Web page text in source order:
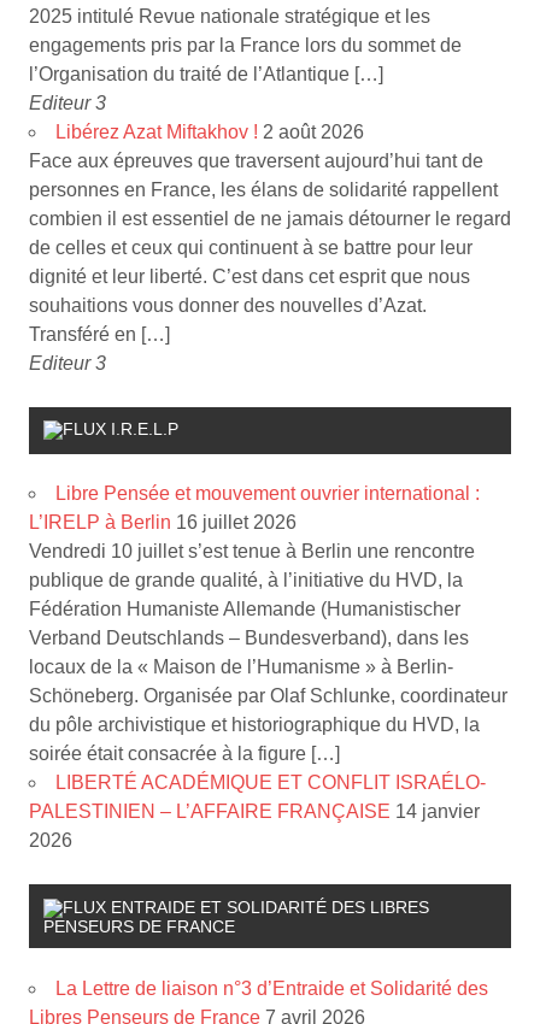
2025 intitulé Revue nationale stratégique et les
engagements pris par la France lors du sommet de
l’Organisation du traité de l’Atlantique […]
Editeur 3
Libérez Azat Miftakhov ! 2 août 2026
Face aux épreuves que traversent aujourd’hui tant de
personnes en France, les élans de solidarité rappellent
combien il est essentiel de ne jamais détourner le regard
de celles et ceux qui continuent à se battre pour leur
dignité et leur liberté. C’est dans cet esprit que nous
souhaitions vous donner des nouvelles d’Azat.
Transféré en […]
Editeur 3
I.R.E.L.P
Libre Pensée et mouvement ouvrier international :
L’IRELP à Berlin 16 juillet 2026
Vendredi 10 juillet s’est tenue à Berlin une rencontre
publique de grande qualité, à l’initiative du HVD, la
Fédération Humaniste Allemande (Humanistischer
Verband Deutschlands – Bundesverband), dans les
locaux de la « Maison de l’Humanisme » à Berlin-
Schöneberg. Organisée par Olaf Schlunke, coordinateur
du pôle archivistique et historiographique du HVD, la
soirée était consacrée à la figure […]
LIBERTÉ ACADÉMIQUE ET CONFLIT ISRAÉLO-
PALESTINIEN – L’AFFAIRE FRANÇAISE 14 janvier
2026
ENTRAIDE ET SOLIDARITÉ DES LIBRES
PENSEURS DE FRANCE
La Lettre de liaison n°3 d’Entraide et Solidarité des
Libres Penseurs de France 7 avril 2026